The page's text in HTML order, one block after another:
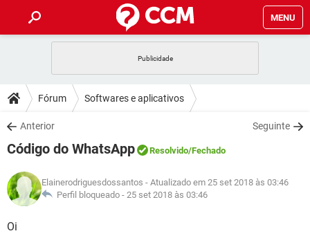
MENU
CELULAR FACEBOOK
OUTLOOK
INSTAGRAM GMAIL
GUIA DE COMPRAS
DICAS
JOGOS WHATSAPP
INSTAGRAM GMAIL
GUIA DE COMPRAS
DOWNLOADS
JOGOS WHATSAPP
CELULAR
OUTLOOK EXCEL
INSTAGRAM
FÓRUM
JOGOS WHATSAPP
CELULAR
OUTLOOK
GLOSSÁRIO
JOGOS
Fórum Softwares e aplicativos
Anterior Seguinte
Código do WhatsApp Resolvido/Fechado
Elainerodriguesdossantos - Atualizado em 25 set 2018 às 03:46
Perfil bloqueado - 25 set 2018 às 03:46
Oi